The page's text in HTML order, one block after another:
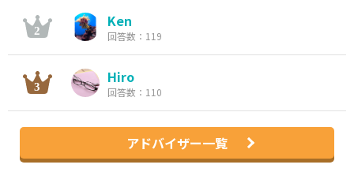
Ken
回答数：119
Hiro
回答数：110
アドバイザー一覧